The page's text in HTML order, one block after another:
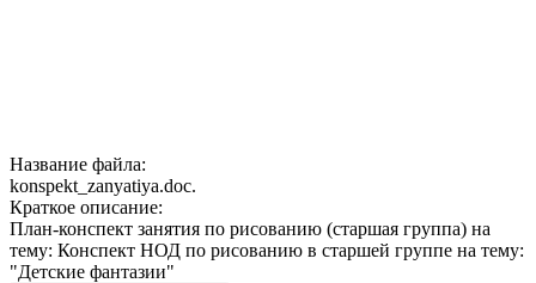
Название файла:
konspekt_zanyatiya.doc.
Краткое описание:
План-конспект занятия по рисованию (старшая группа) на
тему: Конспект НОД по рисованию в старшей группе на тему:
"Детские фантазии"